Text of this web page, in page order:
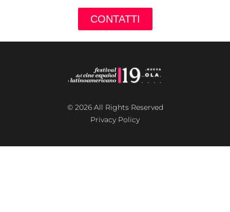
CONTATTI
© 2026 All Rights Reserved
Privacy Policy